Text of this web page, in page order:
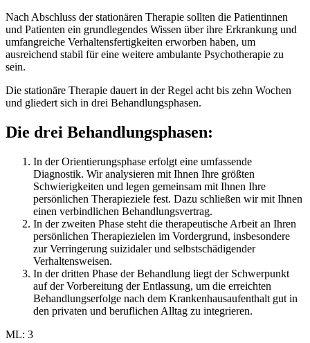
Nach Abschluss der stationären Therapie sollten die Patientinnen
und Patienten ein grundlegendes Wissen über ihre Erkrankung und
umfangreiche Verhaltensfertigkeiten erworben haben, um
ausreichend stabil für eine weitere ambulante Psychotherapie zu
sein.
Die stationäre Therapie dauert in der Regel acht bis zehn Wochen
und gliedert sich in drei Behandlungsphasen.
Die drei Behandlungsphasen:
In der Orientierungsphase erfolgt eine umfassende
Diagnostik. Wir analysieren mit Ihnen Ihre größten
Schwierigkeiten und legen gemeinsam mit Ihnen Ihre
persönlichen Therapieziele fest. Dazu schließen wir mit Ihnen
einen verbindlichen Behandlungsvertrag.
In der zweiten Phase steht die therapeutische Arbeit an Ihren
persönlichen Therapiezielen im Vordergrund, insbesondere
zur Verringerung suizidaler und selbstschädigender
Verhaltensweisen.
In der dritten Phase der Behandlung liegt der Schwerpunkt
auf der Vorbereitung der Entlassung, um die erreichten
Behandlungserfolge nach dem Krankenhausaufenthalt gut in
den privaten und beruflichen Alltag zu integrieren.
ML: 3